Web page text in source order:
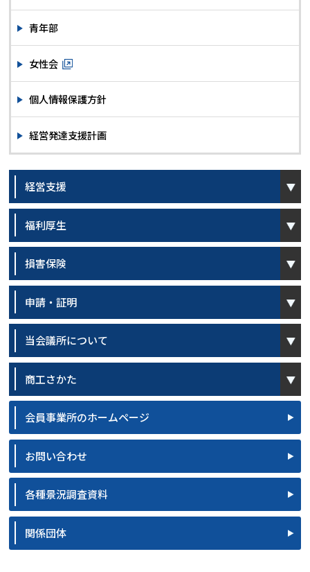
青年部
女性会
個人情報保護方針
経営発達支援計画
経営支援
福利厚生
損害保険
申請・証明
当会議所について
商工さかた
会員事業所のホームページ
お問い合わせ
各種景況調査資料
関係団体